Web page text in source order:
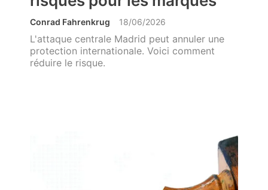
Conrad Fahrenkrug 18/06/2026
L'attaque centrale Madrid peut annuler une
protection internationale. Voici comment
réduire le risque.